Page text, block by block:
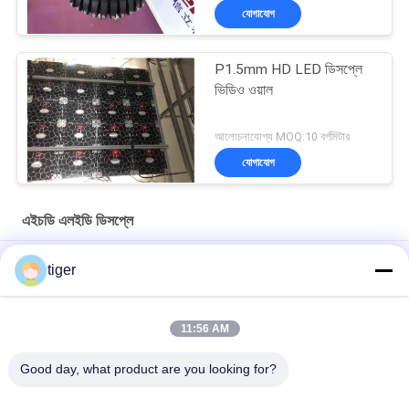
যোগাযোগ
P1.5mm HD LED ডিসপ্লে
ভিডিও ওয়াল
আলোচনাযোগ্য MOQ:10 বর্গমিটার
যোগাযোগ
এইচডি এলইডি ডিসপ্লে
অল ইন ওয়ান P0.9mm 4K 3840Hz HD LED ডিসপ্লে 600x337.5mm
ক্যাবিনেটtiger
11:56 AM
Good day, what product are you looking for?